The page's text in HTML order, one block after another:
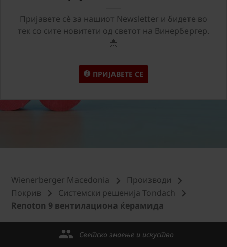
Пријавете сѐ за нашиот Newsletter и бидете во
тек со сите новитети од светот на Винербергер.
📩
ПРИЈАВЕТЕ СЕ
Wienerberger Macedonia
Производи
Покрив
Системски решенија Tondach
Renoton 9 вентилациона ќерамида
Светско знаење и искуство